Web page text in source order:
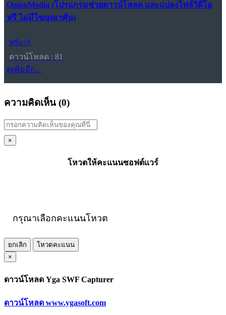
OnionMedia (โปรแกรมช่วยดาวน์โหลด และแปลงไฟล์วิดีโอ
ฟรี ไม่มีโฆษณาคั่น)
ฟรีแวร์
ดาวน์โหลด : 81
ดูเพิ่มอีก...
ความคิดเห็น (0)
×
โหวตให้คะแนนซอฟต์แวร์
กรุณาเลือกคะแนนโหวต
ยกเลิก
โหวตคะแนน
×
ดาวน์โหลด Yga SWF Capturer
ดาวน์โหลด www.ygasoft.com